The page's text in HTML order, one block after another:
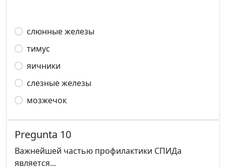
слюнные железы
тимус
яичники
слезные железы
мозжечок
Pregunta 10
Важнейшей частью профилактики СПИДа
является...